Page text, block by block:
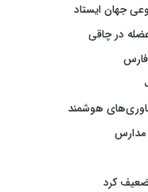
جهان ایستاد
عضله در چاقی
فارس
هوشمند
کرد